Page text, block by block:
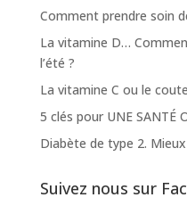
Comment prendre soin
La vitamine D…
l’été ?
La vitamine C ou le
5 clés pour UNE SANTÉ
Diabète de type 2.
Suivez nous sur